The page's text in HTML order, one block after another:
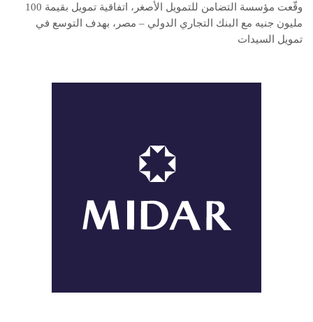
وقّعت مؤسسة التضامن للتمويل الأصغر، اتفاقية تمويل بقيمة 100
مليون جنيه مع البنك التجاري الدولي – مصر، بهدف التوسع في
تمويل السيدات